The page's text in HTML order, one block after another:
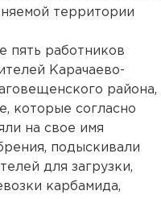
территории
пять работников
Карачаево-
района,
которые согласно
на свое имя
подыскивали
для загрузки,
карбамида,